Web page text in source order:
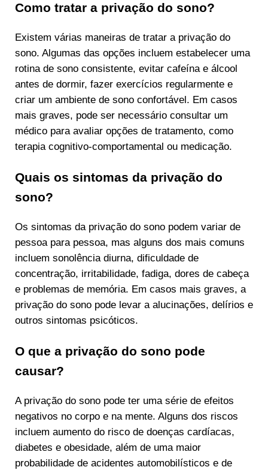
Como tratar a privação do sono?
Existem várias maneiras de tratar a privação do
sono. Algumas das opções incluem estabelecer uma
rotina de sono consistente, evitar cafeína e álcool
antes de dormir, fazer exercícios regularmente e
criar um ambiente de sono confortável. Em casos
mais graves, pode ser necessário consultar um
médico para avaliar opções de tratamento, como
terapia cognitivo-comportamental ou medicação.
Quais os sintomas da privação do
sono?
Os sintomas da privação do sono podem variar de
pessoa para pessoa, mas alguns dos mais comuns
incluem sonolência diurna, dificuldade de
concentração, irritabilidade, fadiga, dores de cabeça
e problemas de memória. Em casos mais graves, a
privação do sono pode levar a alucinações, delírios e
outros sintomas psicóticos.
O que a privação do sono pode
causar?
A privação do sono pode ter uma série de efeitos
negativos no corpo e na mente. Alguns dos riscos
incluem aumento do risco de doenças cardíacas,
diabetes e obesidade, além de uma maior
probabilidade de acidentes automobilísticos e de